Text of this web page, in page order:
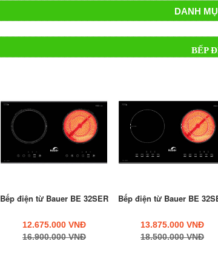
DANH
BẾP
Bếp điện từ Bauer BE 32SER
12.675.000 VNĐ
16.900.000 VNĐ
Bếp điện từ Bauer BE
13.875.000 VNĐ
18.500.000 VNĐ